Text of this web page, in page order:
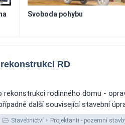
Svoboda pohybu
RD
rodinného domu -
další související stavební
Stavebnictví Projektanti - pozemní